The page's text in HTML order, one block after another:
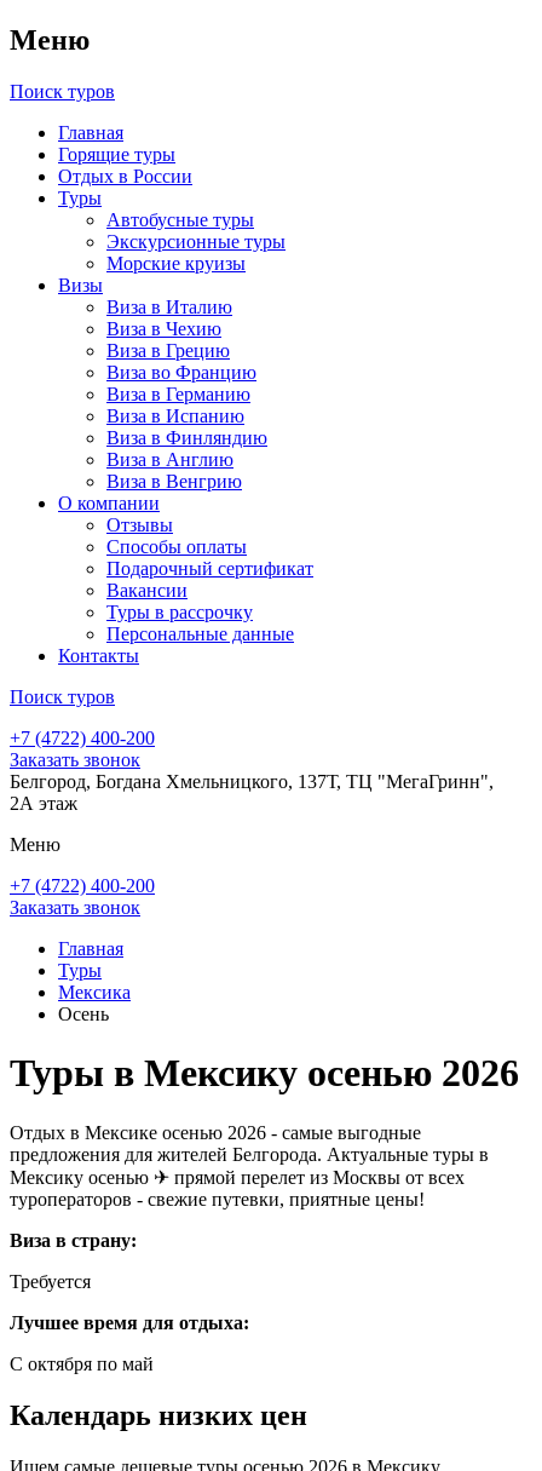
Меню
Поиск туров
Главная
Горящие туры
Отдых в России
Туры
Автобусные туры
Экскурсионные туры
Морские круизы
Визы
Виза в Италию
Виза в Чехию
Виза в Грецию
Виза во Францию
Виза в Германию
Виза в Испанию
Виза в Финляндию
Виза в Англию
Виза в Венгрию
О компании
Отзывы
Способы оплаты
Подарочный сертификат
Вакансии
Туры в рассрочку
Персональные данные
Контакты
Поиск туров
+7 (4722) 400-200
Заказать звонок
Белгород, Богдана Хмельницкого, 137Т, ТЦ "МегаГринн",
2А этаж
Меню
+7 (4722) 400-200
Заказать звонок
Главная
Туры
Мексика
Осень
Туры в Мексику осенью 2026
Отдых в Мексике осенью 2026 - самые выгодные
предложения для жителей Белгорода. Актуальные туры в
Мексику осенью ✈ прямой перелет из Москвы от всех
туроператоров - свежие путевки, приятные цены!
Виза в страну:
Требуется
Лучшее время для отдыха:
С октября по май
Календарь низких цен
Ищем самые дешевые туры осенью 2026 в Мексику